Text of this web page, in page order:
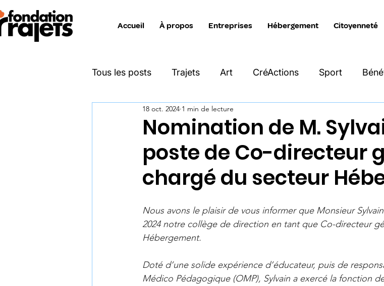
Accueil À propos Entreprises Hébergement Citoyenneté
Tous les posts Trajets Art CréActions Sport
Katimavik Move On Intersection
Projet Zéro Déchet Entreprises Hébergement
Info interne collaborateurs
Nomination de M.
poste de Co-directeur
chargé du secteur
18 oct. 2024 1 min de lecture
Nous avons le plaisir de vous informer que Monsieur
2024 notre collège de direction en tant que Co-directeur
Hébergement.
Doté d’une solide expérience d’éducateur, puis de
Médico Pédagogique (OMP), Sylvain a exercé la fonction